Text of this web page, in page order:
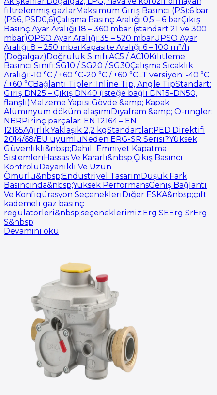
filtrelenmiş gazlarMaksimum Giriş Basıncı (PS):6 bar
(PS6, PSD0,6)Çalışma Basınç Aralığı:0,5 – 6 barÇıkış
Basınç Ayar Aralığı:18 – 360 mbar (standart 21 ve 300
mbar)OPSO Ayar Aralığı:35 – 520 mbarUPSO Ayar
Aralığı:8 – 250 mbarKapasite Aralığı:6 – 100 m³/h
(Doğalgaz)Doğruluk Sınıfı:AC5 / AC10Kilitleme
Basıncı Sınıfı:SG10 / SG20 / SG30Çalışma Sıcaklık
Aralığı:-10 °C / +60 °C-20 °C / +60 °CLT versiyon: -40 °C
/ +60 °CBağlantı Tipleri:Inline Tip, Angle TipStandart:
Giriş DN25 – Çıkış DN40 (isteğe bağlı DN15–DN50,
flanşlı)Malzeme Yapısı:Gövde &amp; Kapak:
Alüminyum döküm alaşımıDiyafram &amp; O-ringler:
NBRPirinç parçalar: EN 12164 – EN
12165Ağırlık:Yaklaşık 2,2 kgStandartlar:PED Direktifi
2014/68/EU uyumluNeden ERG-SR Serisi?Yüksek
Güvenlikli&nbsp;Dahili Emniyet Kapatma
SistemleriHassas Ve Kararlı&nbsp;Çıkış Basıncı
KontrolüDayanıklı Ve Uzun
Ömürlü&nbsp;Endüstriyel TasarımDüşük Fark
Basıncında&nbsp;Yüksek PerformansGeniş Bağlantı
Ve Konfigürasyon SeçenekleriDiğer ESKA&nbsp;çift
kademeli gaz basınç
regülatörleri&nbsp;seçeneklerimiz:Erg SEErg SrErg
S&nbsp;
Devamını oku